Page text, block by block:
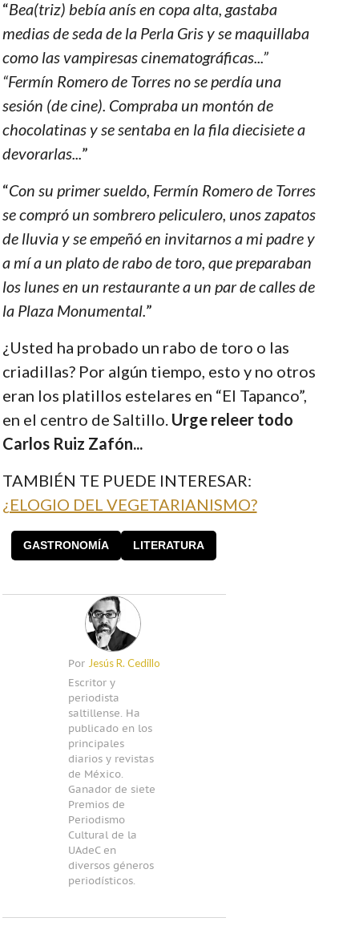
“Bea(triz) bebía anís en copa alta, gastaba
medias de seda de la Perla Gris y se maquillaba
como las vampiresas cinematográficas...”
“Fermín Romero de Torres no se perdía una
sesión (de cine). Compraba un montón de
chocolatinas y se sentaba en la fila diecisiete a
devorarlas... ”
“Con su primer sueldo, Fermín Romero de Torres
se compró un sombrero peliculero, unos zapatos
de lluvia y se empeñó en invitarnos a mi padre y
a mí a un plato de rabo de toro, que preparaban
los lunes en un restaurante a un par de calles de
la Plaza Monumental. ”
¿Usted ha probado un rabo de toro o las
criadillas? Por algún tiempo, esto y no otros
eran los platillos estelares en “El Tapanco”,
en el centro de Saltillo. Urge releer todo
Carlos Ruiz Zafón...
TAMBIÉN TE PUEDE INTERESAR:
¿ELOGIO DEL VEGETARIANISMO?
GASTRONOMÍA LITERATURA
Por Jesús R. Cedillo
Escritor y
periodista
saltillense. Ha
publicado en los
principales
diarios y revistas
de México.
Ganador de siete
Premios de
Periodismo
Cultural de la
UAdeC en
diversos géneros
periodísticos.